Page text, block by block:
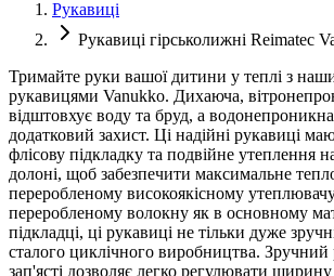
Рукавиці
Рукавиці гірськолижні Reimatec
Тримайте руки вашої дитини у теплі з
рукавицями Vanukko. Дихаюча,
відштовхує воду та бруд, а
додатковий захист. Ці надійні рукавиці
флісову підкладку та подвійне утеплення
долоні, щоб забезпечити максимальне
переробленому високоякісному
переробленому волокну як в основному
підкладці, ці рукавиці не тільки дуже
сталого циклічного виробництва. Зручний
зап'ясті дозволяє легко регулювати